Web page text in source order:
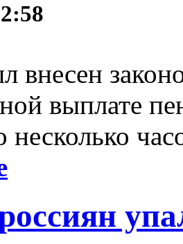
выплате
несколько